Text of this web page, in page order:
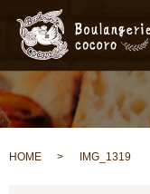
HOME IMG_1319